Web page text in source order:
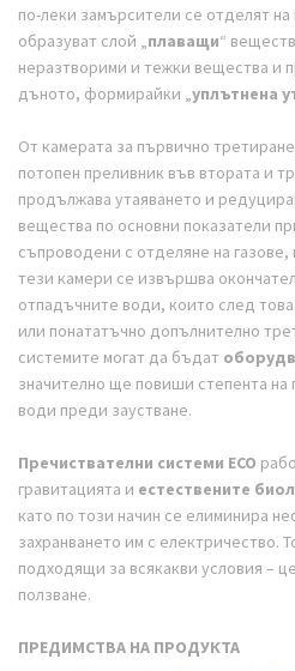
по-леки замърсители се отделят
образуват слой „ плаващи“
неразтворими и тежки вещества и
дъното, формирайки „ уплътнена
От камерата за първично
потопен преливник във втората и
продължава утаяването и
вещества по основни показатели
съпроводени с отделяне на
тези камери се извършва
отпадъчните води, които след
или понататъчно допълнително
системите могат да бъдат
значително ще повиши степента
води преди заустване.
Пречиствателни системи ECO
гравитацията и естествените
като по този начин се елиминира
захранването им с електричество.
подходящи за всякакви условия –
ползване.
ПРЕДИМСТВА НА ПРОДУКТА